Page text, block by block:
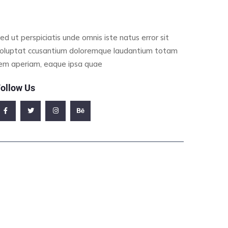
ut perspiciatis unde omnis iste natus error sit
ccusantium doloremque laudantium totam
aperiam, eaque ipsa quae
Us